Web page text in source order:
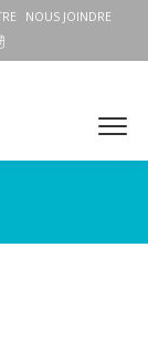
NOUS JOINDRE